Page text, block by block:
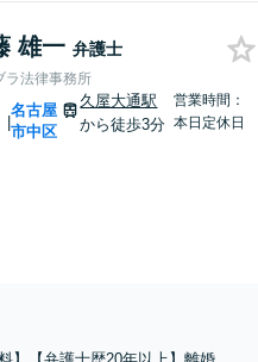
雄一 弁護士
ラ法律事務所
|
名古屋
市中区
久屋大通駅
から徒歩3分
営業時間：
本日定休日